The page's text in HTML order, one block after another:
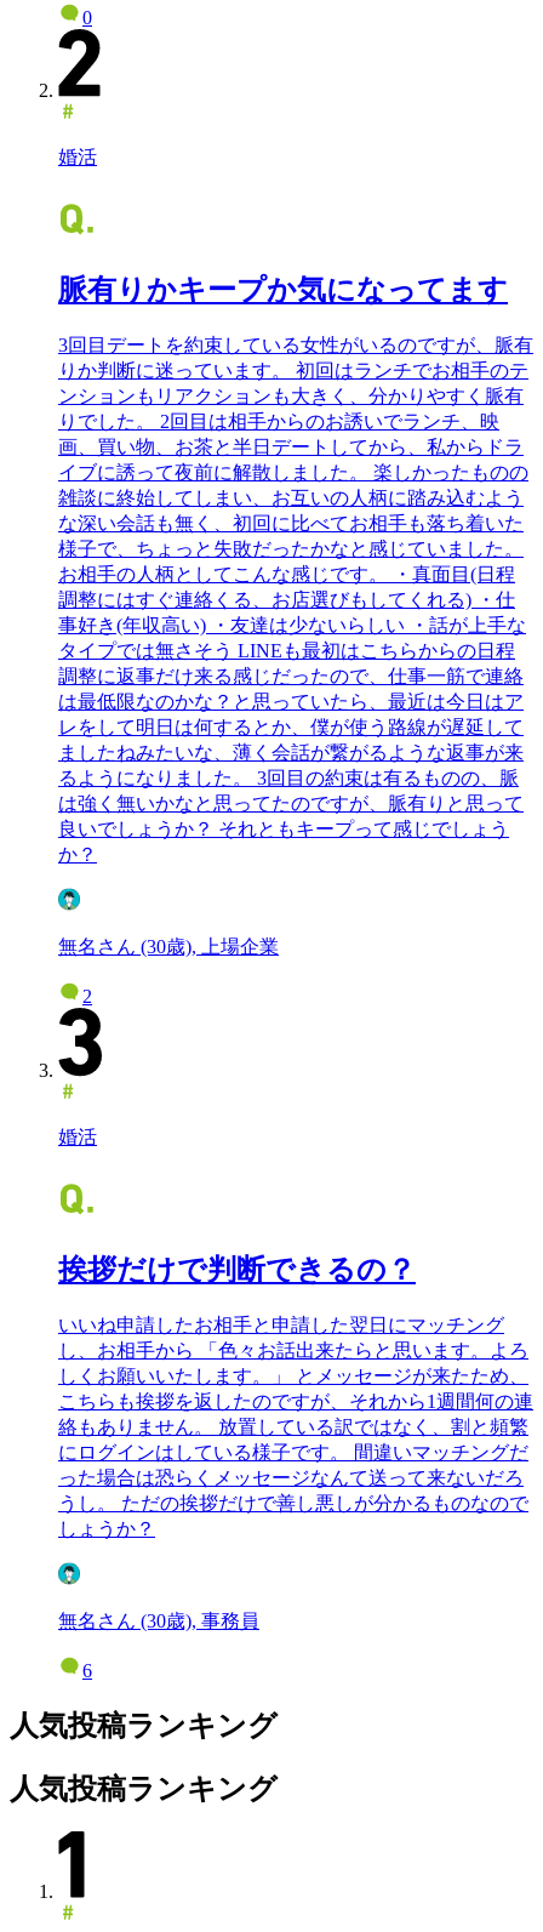
0
婚活
脈有りかキープか気になってます
3回目デートを約束している女性がいるのですが、脈有
りか判断に迷っています。 初回はランチでお相手のテ
ンションもリアクションも大きく、分かりやすく脈有
りでした。 2回目は相手からのお誘いでランチ、映
画、買い物、お茶と半日デートしてから、私からドラ
イブに誘って夜前に解散しました。 楽しかったものの
雑談に終始してしまい、お互いの人柄に踏み込むよう
な深い会話も無く、初回に比べてお相手も落ち着いた
様子で、ちょっと失敗だったかなと感じていました。
お相手の人柄としてこんな感じです。 ・真面目(日程
調整にはすぐ連絡くる、お店選びもしてくれる) ・仕
事好き(年収高い) ・友達は少ないらしい ・話が上手な
タイプでは無さそう LINEも最初はこちらからの日程
調整に返事だけ来る感じだったので、仕事一筋で連絡
は最低限なのかな？と思っていたら、最近は今日はア
レをして明日は何するとか、僕が使う路線が遅延して
ましたねみたいな、薄く会話が繋がるような返事が来
るようになりました。 3回目の約束は有るものの、脈
は強く無いかなと思ってたのですが、脈有りと思って
良いでしょうか？ それともキープって感じでしょう
か？
無名さん (30歳), 上場企業
2
婚活
挨拶だけで判断できるの？
いいね申請したお相手と申請した翌日にマッチング
し、お相手から 「色々お話出来たらと思います。よろ
しくお願いいたします。」 とメッセージが来たため、
こちらも挨拶を返したのですが、それから1週間何の連
絡もありません。 放置している訳ではなく、割と頻繁
にログインはしている様子です。 間違いマッチングだ
った場合は恐らくメッセージなんて送って来ないだろ
うし。 ただの挨拶だけで善し悪しが分かるものなので
しょうか？
無名さん (30歳), 事務員
6
人気投稿ランキング
人気投稿ランキング